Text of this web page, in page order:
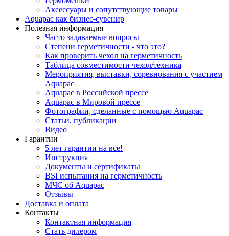
Аксессуары и сопутствующие товары
Aquapac как бизнес-сувенир
Полезная информация
Часто задаваемые вопросы
Степени герметичности - что это?
Как проверить чехол на герметичность
Таблица совместимости чехол/техника
Мероприятия, выставки, соревнования с участием
Aquapac
Aquapac в Российской прессе
Aquapac в Мировой прессе
Фотографии, сделанные с помощью Aquapac
Статьи, публикации
Видео
Гарантии
5 лет гарантии на все!
Инструкция
Документы и сертификаты
BSI испытания на герметичность
МЧС об Aquapac
Отзывы
Доставка и оплата
Контакты
Контактная информация
Стать дилером